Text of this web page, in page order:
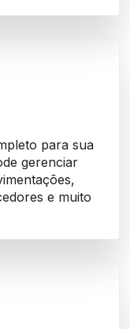
para sua
gerenciar
e muito